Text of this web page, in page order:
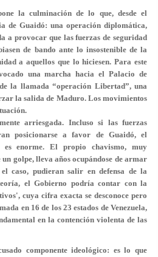
la culminación de lo que, desde el
de Guaidó: una operación diplomática,
a provocar que las fuerzas de seguridad
de bando ante lo insostenible de la
a aquellos que lo hiciesen. Para este
una marcha hacia el Palacio de
la llamada “operación Libertad”, una
la salida de Maduro. Los movimientos
arriesgada. Incluso si las fuerzas
posicionarse a favor de Guaidó, el
enorme. El propio chavismo, muy
un golpe, lleva años ocupándose de armar
caso, pudieran salir en defensa de la
el Gobierno podría contar con la
cuya cifra exacta se desconoce pero
en 16 de los 23 estados de Venezuela,
en la contención violenta de las
componente ideológico: es lo que